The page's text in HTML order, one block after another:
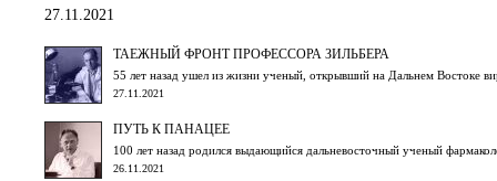
27.11.2021
ТАЕЖНЫЙ ФРОНТ ПРОФЕССОРА ЗИЛЬБЕРА
55 лет назад ушел из жизни ученый, открывший на Дальнем Востоке
27.11.2021
ПУТЬ К ПАНАЦЕЕ
100 лет назад родился выдающийся дальневосточный ученый
26.11.2021